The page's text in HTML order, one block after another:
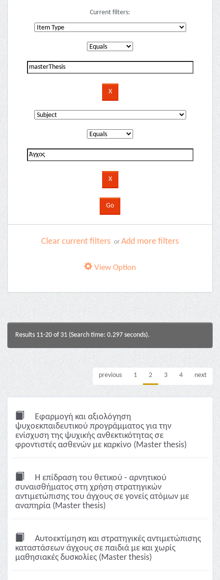
Current filters:
Clear current filters or Add more filters
View Option
Results 11-20 of 31 (Search time: 0.297 seconds).
previous 1 2 3 4 next
Εφαρμογή και αξιολόγηση
ψυχοεκπαιδευτικού προγράμματος για την
ενίσχυση της ψυχικής ανθεκτικότητας σε
φροντιστές ασθενών με καρκίνο (Master thesis)
Η επίδραση του θετικού - αρνητικού
συναισθήματος στη χρήση στρατηγικών
αντιμετώπισης του άγχους σε γονείς ατόμων με
αναπηρία (Master thesis)
Αυτοεκτίμηση και στρατηγικές αντιμετώπισης
καταστάσεων άγχους σε παιδιά με και χωρίς
μαθησιακές δυσκολίες (Master thesis)